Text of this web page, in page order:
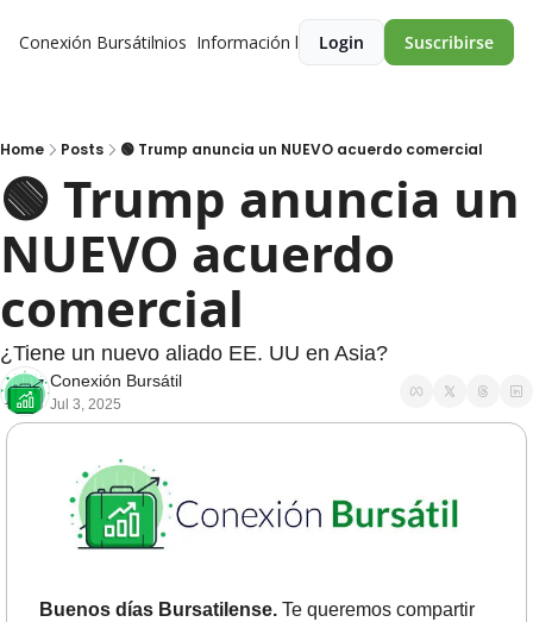
Conexión BursátilPremios Información legalLogin Suscribirse
Home Posts 🟢 Trump anuncia un NUEVO acuerdo comercial
🟢 Trump anuncia un
NUEVO acuerdo
comercial
¿Tiene un nuevo aliado EE. UU en Asia?
Conexión Bursátil
Jul 3, 2025
Buenos días Bursatilense. Te queremos compartir